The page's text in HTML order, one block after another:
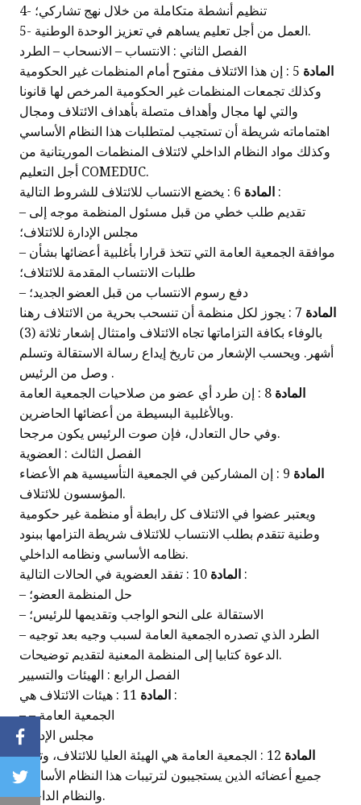
4- تنظيم أنشطة متكاملة من خلال نهج تشاركي؛
5- العمل من أجل تعليم يساهم في تعزيز الوحدة الوطنية.
الفصل الثاني : الانتساب – الانسحاب – الطرد
المادة
5 : إن هذا الائتلاف مفتوح أمام المنظمات غير الحكومية
وكذلك تجمعات المنظمات غير الحكومية المرخص لها قانونا
والتي لها مجال وأهداف متصلة بأهداف الائتلاف ومجال
اهتماماته شريطة أن تستجيب لمتطلبات هذا النظام الأساسي
وكذلك مواد النظام الداخلي لائتلاف المنظمات الموريتانية من
أجل التعليم COMEDUC.
المادة 6 : يخضع الانتساب للائتلاف للشروط التالية :
– تقديم طلب خطي من قبل مسئول المنظمة موجه إلى
مجلس الإدارة للائتلاف؛
– موافقة الجمعية العامة التي تتخذ قرارا بأغلبية أعضائها بشأن
طلبات الانتساب المقدمة للائتلاف؛
– دفع رسوم الانتساب من قبل العضو الجديد؛
المادة
7 : يجوز لكل منظمة أن تنسحب بحرية من الائتلاف رهنا
بالوفاء بكافة التزاماتها تجاه الائتلاف وامتثال إشعار ثلاثة (3)
أشهر. ويحسب الإشعار من تاريخ إيداع رسالة الاستقالة وتسلم
وصل من الرئيس .
المادة
8 : إن طرد أي عضو من صلاحيات الجمعية العامة
وبالأغلبية البسيطة من أعضائها الحاضرين.
وفي حال التعادل، فإن صوت الرئيس يكون مرجحا.
الفصل الثالث : العضوية
المادة
9 : إن المشاركين في الجمعية التأسيسية هم الأعضاء
المؤسسون للائتلاف.
ويعتبر عضوا في الائتلاف كل رابطة أو منظمة غير حكومية
وطنية تتقدم بطلب الانتساب للائتلاف شريطة التزامها ببنود
نظامه الأساسي ونظامه الداخلي.
المادة 10 : تفقد العضوية في الحالات التالية :
– حل المنظمة العضو؛
– الاستقالة على النحو الواجب وتقديمها للرئيس؛
– الطرد الذي تصدره الجمعية العامة لسبب وجيه بعد توجيه
الدعوة كتابيا إلى المنظمة المعنية لتقديم توضيحات.
الفصل الرابع : الهيئات والتسيير
المادة 11 : هيئات الائتلاف هي :
– – الجمعية العامة
مجلس الإدارة؛
المادة
12 : الجمعية العامة هي الهيئة العليا للائتلاف، وتضم
جميع أعضائه الذين يستجيبون لترتيبات هذا النظام الأساسي
والنظام الداخلي.
Facebook
Twitter